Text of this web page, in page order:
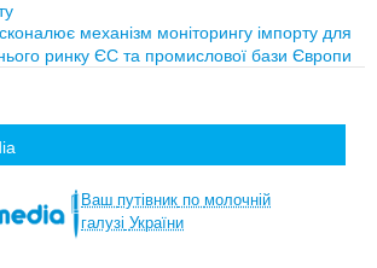
механізм моніторингу імпорту для
ринку ЄС та промислової бази Європи
Ваш путівник по молочній
галузі України